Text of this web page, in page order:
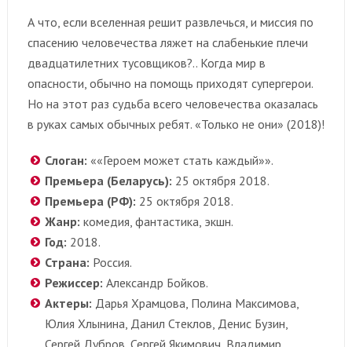
А что, если вселенная решит развлечься, и миссия по
спасению человечества ляжет на слабенькие плечи
двадцатилетних тусовщиков?.. Когда мир в
опасности, обычно на помощь приходят супергерои.
Но на этот раз судьба всего человечества оказалась
в руках самых обычных ребят. «Только не они» (2018)!
Cлоган: ««Героем может стать каждый»».
Премьера (Беларусь): 25 октября 2018.
Премьера (РФ): 25 октября 2018.
Жанр: комедия, фантастика, экшн.
Год: 2018.
Страна: Россия.
Режиссер: Александр Бойков.
Актеры: Дарья Храмцова, Полина Максимова,
Юлия Хлынина, Данил Стеклов, Денис Бузин,
Сергей Дубров, Сергей Якимович, Владимир